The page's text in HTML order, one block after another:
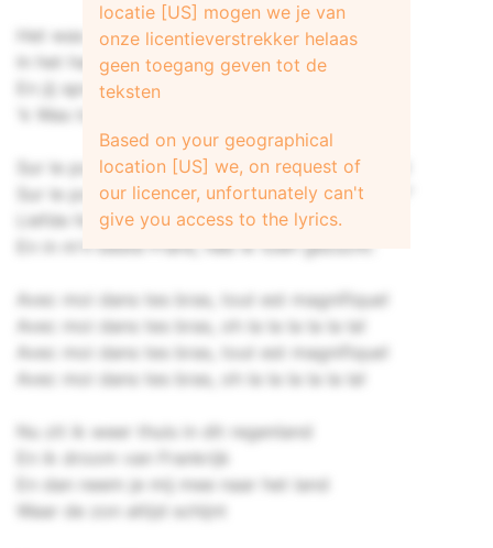
Het was toen ik laatst op vakantie was
In het hartje van Frankrijk
En jij sprak me aan en dat was dat!
'k Was totaal de kluts kwijt!
Sur le pont d'Avignon, dansten we tout en rond
Sur le pont d'Avignon, zei je "C'est si bon, bon!"
Liefde hing in de lucht, daar op die oude brug
En in m'n beste Frans, heb ik toen gezucht:
Avec moi dans tes bras, tout est magnifique!
Avec moi dans tes bras, oh la la la la la la!
Avec moi dans tes bras, tout est magnifique!
Avec moi dans tes bras, oh la la la la la la!
Nu zit ik weer thuis in dit regenland
En ik droom van Frankrijk
En dan neem je mij mee naar het land
Waar de zon altijd schijnt
locatie [US] mogen we je van
onze licentieverstrekker helaas
geen toegang geven tot de
teksten
Based on your geographical
location [US] we, on request of
our licencer, unfortunately can't
give you access to the lyrics.